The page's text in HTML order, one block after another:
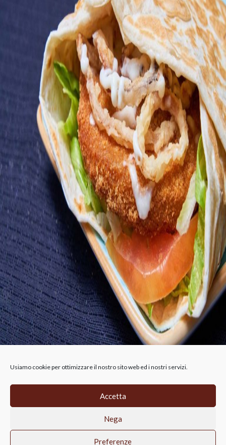
Usiamo cookie per ottimizzare il nostro sito web ed i nostri servizi.
Accetta
Nega
Preferenze
CIRFOOD RETAIL SRL, Via A.B. Nobel 19,
Reggio Emilia, 42124 (RE),
Cookie-Policy